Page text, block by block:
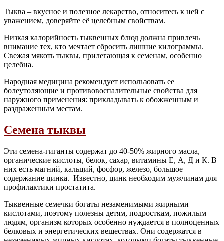
Тыква – вкусное и полезное лекарство, относитесь к ней с
уважением, доверяйте её целебным свойствам.
Низкая калорийность тыквенных блюд должна привлечь
внимание тех, кто мечтает сбросить лишние килограммы.
Свежая мякоть тыквы, прилегающая к семенам, особенно
целебна.
Народная медицина рекомендует использовать ее
болеутоляющие и противовоспалительные свойства для
наружного применения: прикладывать к обожженным и
раздраженным местам.
Семена тыквы
Эти семена-гиганты содержат до 40-50% жирного масла,
органические кислоты, белок, сахар, витамины Е, А, Д и К. В
них есть магний, кальций, фосфор, железо, большое
содержание цинка. Известно, цинк необходим мужчинам для
профилактики простатита.
Тыквенные семечки богаты незаменимыми жирными
кислотами, поэтому полезны детям, подросткам, пожилым
людям, организм которых особенно нуждается в полноценных
белковых и энергетических веществах. Они содержатся в